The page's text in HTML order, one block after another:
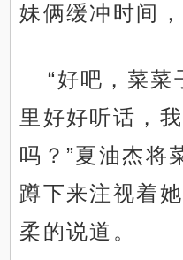
妹俩缓冲时间
“好吧，菜菜
里好好听话，
吗？”夏油杰将
蹲下来注视着
柔的说道。